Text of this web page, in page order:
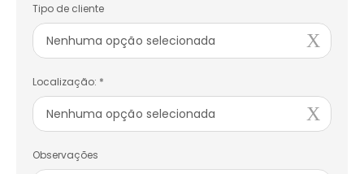
Tipo de cliente
Nenhuma opção selecionada
Localização: *
Nenhuma opção selecionada
Observações